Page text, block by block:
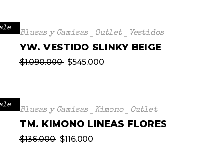
Blusas y Camisas Outlet Vestidos
YW. VESTIDO SLINKY BEIGE
$1.090.000 $545.000
Blusas y Camisas Kimono Outlet
TM. KIMONO LINEAS FLORES
$136.000 $116.000